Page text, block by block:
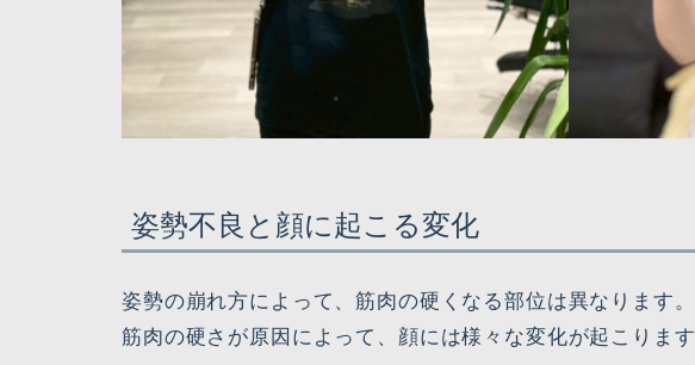
姿勢不良と顔に起こる変化
姿勢の崩れ方によって、筋肉の硬くなる部位は異なります。
筋肉の硬さが原因によって、顔には様々な変化が起こります